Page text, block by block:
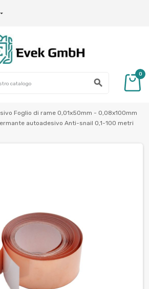

search
0
Foglio di rame 0,01x50mm - 0,08x100mm
autoadesivo Anti-snail 0,1-100 metri